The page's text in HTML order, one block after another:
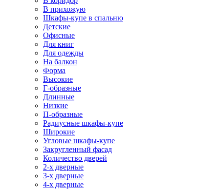
В прихожую
Шкафы-купе в спальню
Детские
Офисные
Для книг
Для одежды
На балкон
Форма
Высокие
Г-образные
Длинные
Низкие
П-образные
Радиусные шкафы-купе
Широкие
Угловые шкафы-купе
Закругленный фасад
Количество дверей
2-х дверные
3-х дверные
4-х дверные